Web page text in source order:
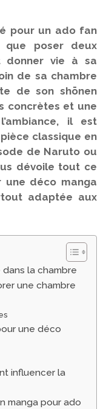
pour un ado fan
que poser deux
donner vie à sa
de sa chambre
de son shōnen
concrètes et une
il est
classique en
de Naruto ou
dévoile tout ce
une déco manga
adaptée aux
la chambre
une chambre
une déco
influencer la
manga pour ado